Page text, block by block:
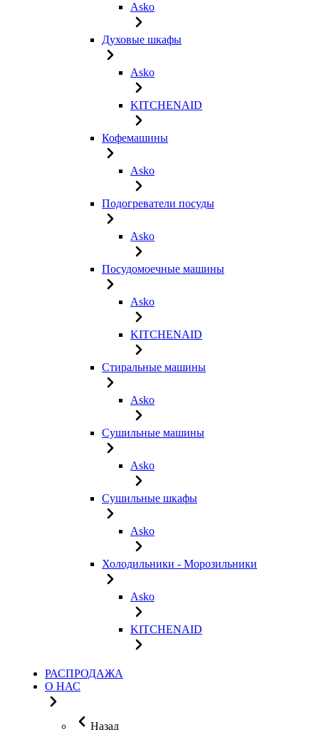
Asko
Духовые шкафы
Asko
KITCHENAID
Кофемашины
Asko
Подогреватели посуды
Asko
Посудомоечные машины
Asko
KITCHENAID
Стиральные машины
Asko
Сушильные машины
Asko
Сушильные шкафы
Asko
Холодильники - Морозильники
Asko
KITCHENAID
РАСПРОДАЖА
О НАС
Назад